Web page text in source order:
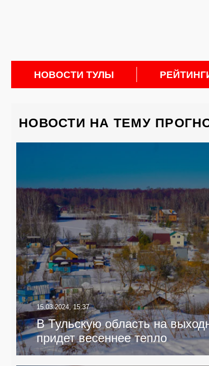
НОВОСТИ ТУЛЫ
НОВОСТИ НА ТЕМУ
15.03.2024, 15:37
В Тульскую область на
придет весеннее тепло